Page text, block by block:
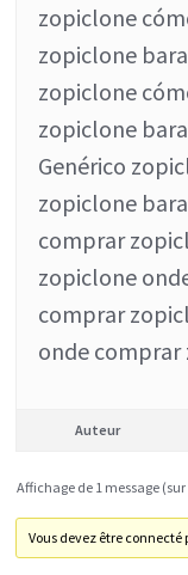
zopiclone
zopiclone
zopiclone
zopiclone
Genérico
zopiclone
comprar
zopiclone
comprar
onde
Auteur
Affichage de 1 message
Vous devez être connecté